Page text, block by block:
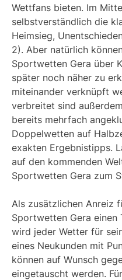
Wettfans bieten. Im
selbstverständlich die
Heimsieg,
2). Aber natürlich
Sportwetten Gera über
später noch näher zu
miteinander verknüpft
verbreitet sind
bereits mehrfach
Doppelwetten auf
exakten Ergebnistipps.
auf den kommenden
Sportwetten Gera zum
Als zusätzlichen Anreiz
Sportwetten Gera einen
wird jeder Wetter für
eines Neukunden mit
können auf Wunsch
eingetauscht werden.